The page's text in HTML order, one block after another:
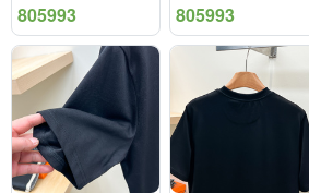
805993 805993